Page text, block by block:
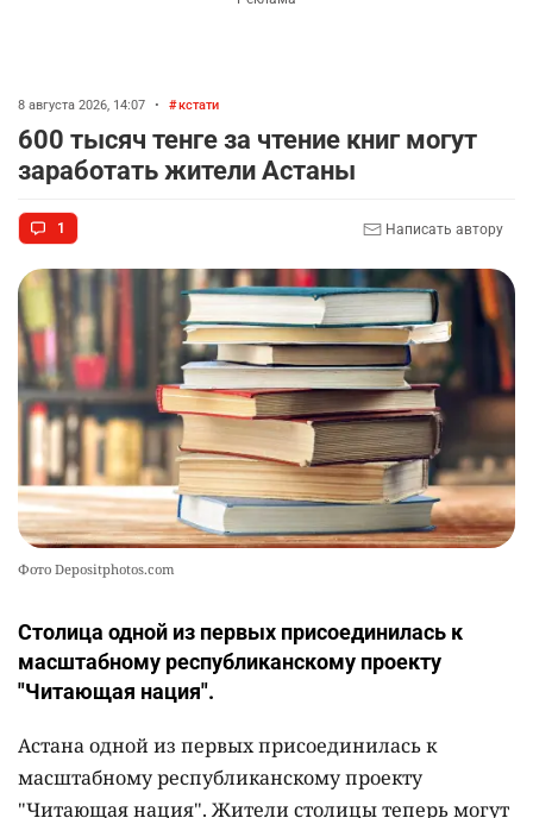
8 августа 2026, 14:07 • кстати
600 тысяч тенге за чтение книг могут
заработать жители Астаны
1 Написать автору
Фото Depositphotos.com
Столица одной из первых присоединилась к
масштабному республиканскому проекту
"Читающая нация".
Астана одной из первых присоединилась к
масштабному республиканскому проекту
"Читающая нация". Жители столицы теперь могут